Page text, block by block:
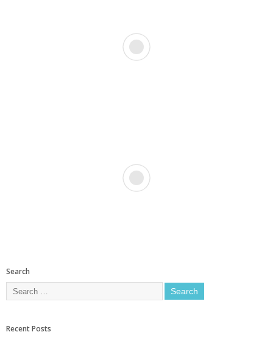
Search
Recent Posts